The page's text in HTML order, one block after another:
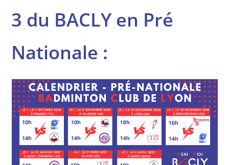
3 du BACLY en Pré
Nationale :